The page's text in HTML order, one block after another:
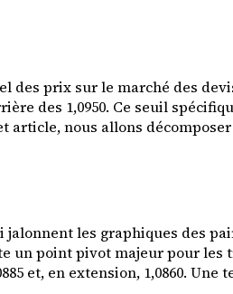
des prix sur le marché des
des 1,0950. Ce seuil
article, nous allons
les graphiques des
un point pivot majeur pour les
et, en extension, 1,0860. Une